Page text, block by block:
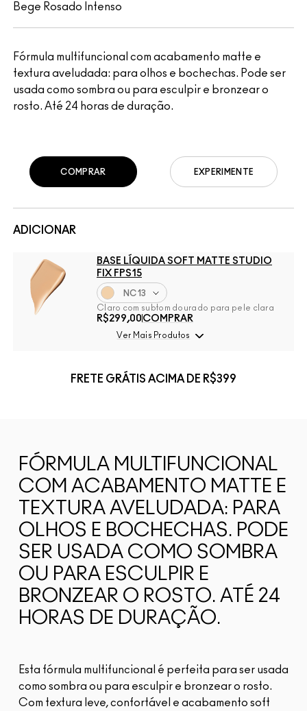
Fórmula multifuncional com acabamento matte e
textura aveludada: para olhos e bochechas. Pode ser
usada como sombra ou para esculpir e bronzear o
rosto. Até 24 horas de duração.
Bege Rosado Intenso
ADICIONAR
BASE LÍQUIDA SOFT MATTE STUDIO
FIX FPS15
NC13
Claro com subtom dourado para pele clara
R$299,00 COMPRAR
Ver Mais Produtos
EXPERIMENTE
COMPRAR
FRETE GRÁTIS ACIMA DE R$399
FÓRMULA MULTIFUNCIONAL
COM ACABAMENTO MATTE E
TEXTURA AVELUDADA: PARA
OLHOS E BOCHECHAS. PODE
SER USADA COMO SOMBRA
OU PARA ESCULPIR E
BRONZEAR O ROSTO. ATÉ 24
HORAS DE DURAÇÃO.
Esta fórmula multifuncional é perfeita para ser usada
como sombra ou para esculpir e bronzear o rosto.
Com textura leve, confortável e acabamento soft